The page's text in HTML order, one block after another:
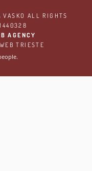
VASKO ALL RIGHTS
AGENCY
WEB TRIESTE